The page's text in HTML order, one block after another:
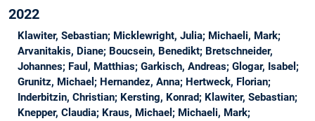
2022
Klawiter, Sebastian; Micklewright, Julia; Michaeli, Mark;
Arvanitakis, Diane; Boucsein, Benedikt; Bretschneider,
Johannes; Faul, Matthias; Garkisch, Andreas; Glogar, Isabel;
Grunitz, Michael; Hernandez, Anna; Hertweck, Florian;
Inderbitzin, Christian; Kersting, Konrad; Klawiter, Sebastian;
Knepper, Claudia; Kraus, Michael; Michaeli, Mark;